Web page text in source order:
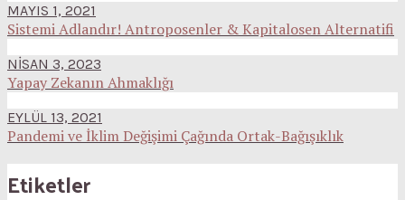
MAYIS 1, 2021
Sistemi Adlandır! Antroposenler & Kapitalosen Alternatifi
NISAN 3, 2023
Yapay Zekanın Ahmaklığı
EYLÜL 13, 2021
Pandemi ve İklim Değişimi Çağında Ortak-Bağışıklık
Etiketler